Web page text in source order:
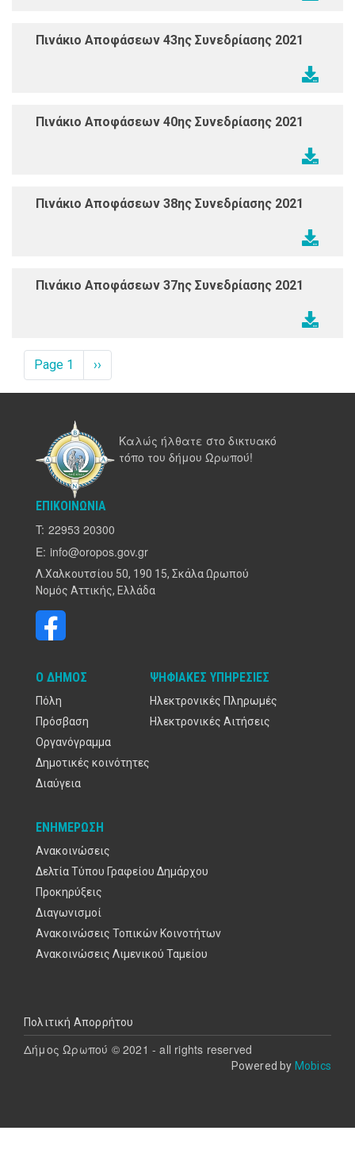
Πινάκιο Αποφάσεων 43ης Συνεδρίασης 2021
Πινάκιο Αποφάσεων 40ης Συνεδρίασης 2021
Πινάκιο Αποφάσεων 38ης Συνεδρίασης 2021
Πινάκιο Αποφάσεων 37ης Συνεδρίασης 2021
Σελιδοποίηση
Page 1
Next
page
››
Καλώς ήλθατε στο δικτυακό
τόπο του δήμου Ωρωπού!
ΕΠΙΚΟΙΝΩΝΊΑ
T: 22953 20300
E: info@oropos.gov.gr
Λ.Χαλκουτσίου 50, 190 15, Σκάλα Ωρωπού
Νομός Αττικής, Ελλάδα
Ο ΔΉΜΟΣ
Πόλη
Πρόσβαση
Οργανόγραμμα
Δημοτικές κοινότητες
Διαύγεια
ΨΗΦΙΑΚΈΣ ΥΠΗΡΕΣΊΕΣ
Ηλεκτρονικές Πληρωμές
Ηλεκτρονικές Αιτήσεις
ΕΝΗΜΈΡΩΣΗ
Ανακοινώσεις
Δελτία Τύπου Γραφείου Δημάρχου
Προκηρύξεις
Διαγωνισμοί
Ανακοινώσεις Τοπικών Κοινοτήτων
Ανακοινώσεις Λιμενικού Ταμείου
Υποσέλιδο
Πολιτική Απορρήτου
Δήμος Ωρωπού © 2021 - all rights reserved
Powered by Mobics